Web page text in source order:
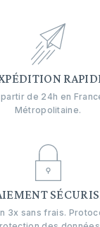
de 24h en
Métropolitaine.
3x sans frais.